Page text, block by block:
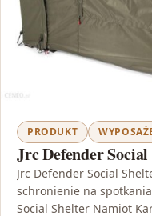
PRODUKT
Jrc Defender
Jrc Defender Social
schronienie na
Social Shelter Namiot